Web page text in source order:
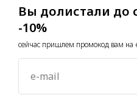
Вы долистали до
-10%
сейчас пришлем промокод вам на
e-mail
Inc., владеющая
социальными сетями
Facebook и Instagram, по
решению суда от 21.03.2022
признана экстремистской
организацией, ее
деятельность на